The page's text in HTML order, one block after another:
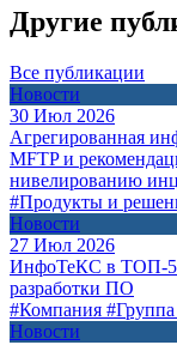
Другие
Все публикации
Новости
30 Июл 2026
Агрегированная
MFTP и
нивелированию
#Продукты и
Новости
27 Июл 2026
ИнфоТеКС в ТОП-5
разработки ПО
#Компания
Новости